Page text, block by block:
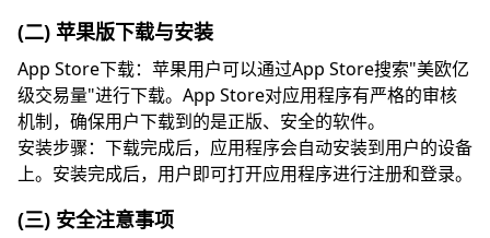
(二) 苹果版下载与安装
App Store下载：苹果用户可以通过App Store搜索"美欧亿
级交易量"进行下载。App Store对应用程序有严格的审核
机制，确保用户下载到的是正版、安全的软件。
安装步骤：下载完成后，应用程序会自动安装到用户的设备
上。安装完成后，用户即可打开应用程序进行注册和登录。
(三) 安全注意事项